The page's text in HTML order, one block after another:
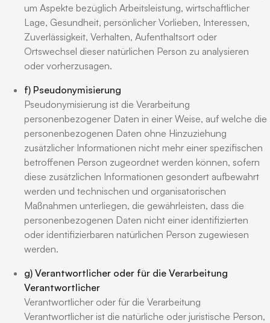
um Aspekte bezüglich Arbeitsleistung, wirtschaftlicher
Lage, Gesundheit, persönlicher Vorlieben, Interessen,
Zuverlässigkeit, Verhalten, Aufenthaltsort oder
Ortswechsel dieser natürlichen Person zu analysieren
oder vorherzusagen.
f) Pseudonymisierung
Pseudonymisierung ist die Verarbeitung
personenbezogener Daten in einer Weise, auf welche die
personenbezogenen Daten ohne Hinzuziehung
zusätzlicher Informationen nicht mehr einer spezifischen
betroffenen Person zugeordnet werden können, sofern
diese zusätzlichen Informationen gesondert aufbewahrt
werden und technischen und organisatorischen
Maßnahmen unterliegen, die gewährleisten, dass die
personenbezogenen Daten nicht einer identifizierten
oder identifizierbaren natürlichen Person zugewiesen
werden.
g) Verantwortlicher oder für die Verarbeitung
Verantwortlicher
Verantwortlicher oder für die Verarbeitung
Verantwortlicher ist die natürliche oder juristische Person,